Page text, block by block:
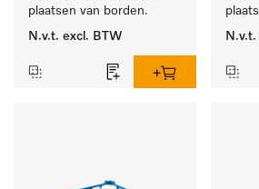
plaatsen van borden.
N.v.t. excl. BTW
N.v.t.